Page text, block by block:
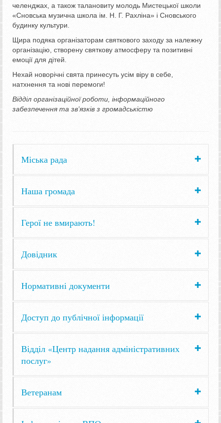
челенджах, а також талановиту молодь Мистецької школи
«Сновська музична школа ім. Н. Г. Рахліна» і Сновського
будинку культури.
Щира подяка організаторам святкового заходу за належну
організацію, створену святкову атмосферу та позитивні
емоції для дітей.
Нехай новорічні свята принесуть усім віру в себе,
натхнення та нові перемоги!
Відділ організаційної роботи, інформаційного
забезпечення та зв’язків з громадськістю
Міська рада
Наша громада
Герої не вмирають!
Довідник
Нормативні документи
Доступ до публічної інформації
Відділ «Центр надання адміністративних
послуг»
Ветеранам